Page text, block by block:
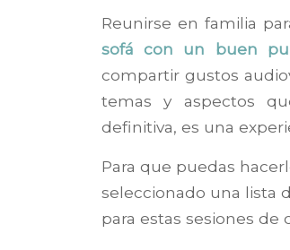
Reunirse en familia
sofá con un buen
compartir gustos
temas y aspectos
definitiva, es una
Para que puedas
seleccionado una lista
para estas sesiones de